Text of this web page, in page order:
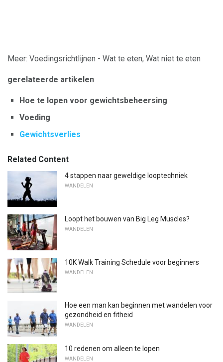
Meer: Voedingsrichtlijnen - Wat te eten, Wat niet te eten
gerelateerde artikelen
Hoe te lopen voor gewichtsbeheersing
Voeding
Gewichtsverlies
Related Content
4 stappen naar geweldige looptechniek
WANDELEN
Loopt het bouwen van Big Leg Muscles?
WANDELEN
10K Walk Training Schedule voor beginners
WANDELEN
Hoe een man kan beginnen met wandelen voor
gezondheid en fitheid
WANDELEN
10 redenen om alleen te lopen
WANDELEN